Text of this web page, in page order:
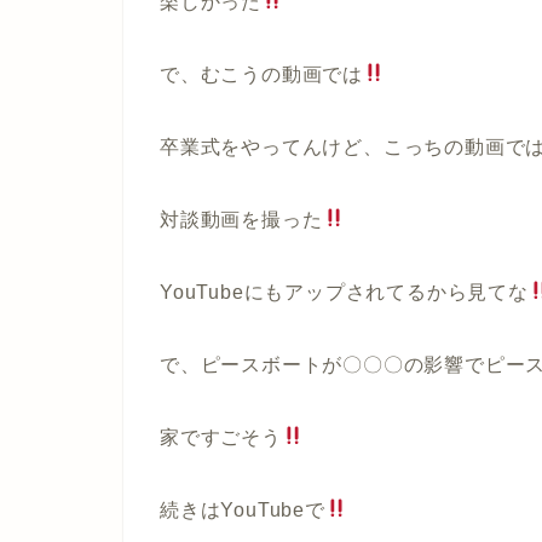
で、むこうの動画では
卒業式をやってんけど、こっちの動画では
対談動画を撮った
YouTubeにもアップされてるから見てな
で、ピースボートが〇〇〇の影響でピー
家ですごそう
続きはYouTubeで